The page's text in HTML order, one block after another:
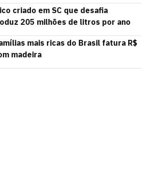
criado em SC que desafia
205 milhões de litros por ano
mais ricas do Brasil fatura R$
madeira